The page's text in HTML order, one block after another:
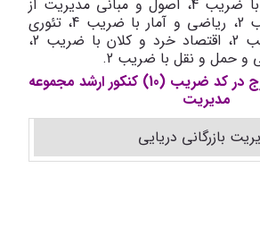
تخصصی (انگلیسی) با ضریب 4، اصول و مبانی مدیریت از
دیدگاه اسلام با ضریب 2، ریاضی و آمار با ضریب 4، تئوری
های مدیریت با ضریب 2، اقتصاد خرد و کلان با ضریب 2،
و حمل و نقل با ضریب 2.
جدول رشته های مندرج در کد ضریب (10) کنکور ارشد مجموعه
مدیریت
بازرگانی دریایی